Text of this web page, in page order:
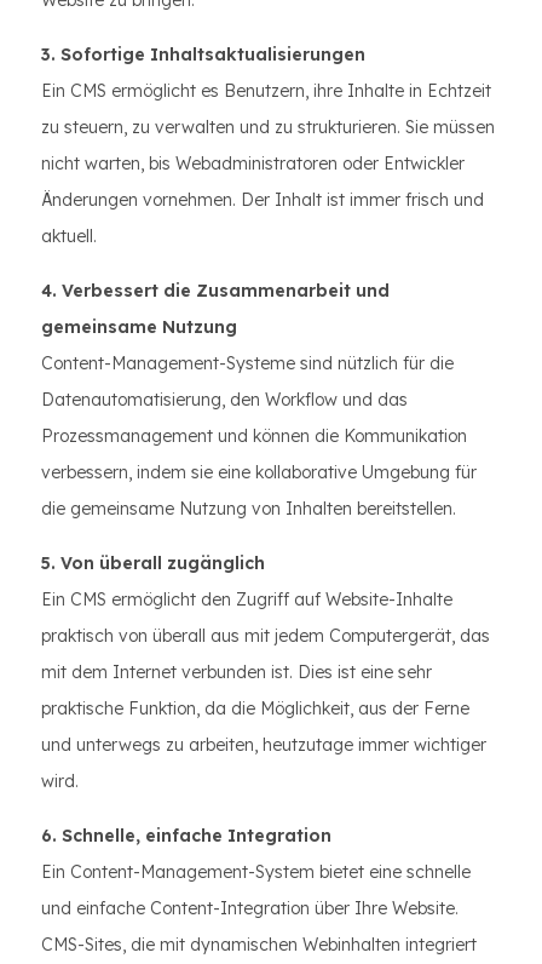
3. Sofortige Inhaltsaktualisierungen
Ein CMS ermöglicht es Benutzern, ihre Inhalte in Echtzeit
zu steuern, zu verwalten und zu strukturieren. Sie müssen
nicht warten, bis Webadministratoren oder Entwickler
Änderungen vornehmen. Der Inhalt ist immer frisch und
aktuell.
4. Verbessert die Zusammenarbeit und
gemeinsame Nutzung
Content-Management-Systeme sind nützlich für die
Datenautomatisierung, den Workflow und das
Prozessmanagement und können die Kommunikation
verbessern, indem sie eine kollaborative Umgebung für
die gemeinsame Nutzung von Inhalten bereitstellen.
5. Von überall zugänglich
Ein CMS ermöglicht den Zugriff auf Website-Inhalte
praktisch von überall aus mit jedem Computergerät, das
mit dem Internet verbunden ist. Dies ist eine sehr
praktische Funktion, da die Möglichkeit, aus der Ferne
und unterwegs zu arbeiten, heutzutage immer wichtiger
wird.
6. Schnelle, einfache Integration
Ein Content-Management-System bietet eine schnelle
und einfache Content-Integration über Ihre Website.
CMS-Sites, die mit dynamischen Webinhalten integriert